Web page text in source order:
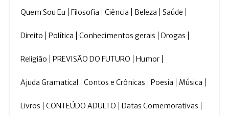
Quem Sou Eu Filosofia Ciência Beleza Saúde
Direito Política Conhecimentos gerais Drogas
Religião PREVISÃO DO FUTURO Humor
Ajuda Gramatical Contos e Crônicas Poesia Música
Livros CONTEÚDO ADULTO Datas Comemorativas